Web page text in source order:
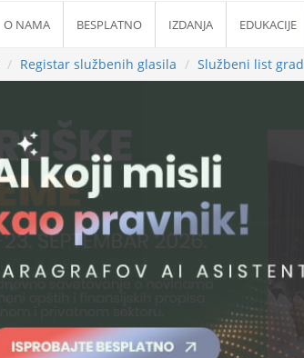
O NAMA BESPLATNO IZDANJA EDUKACIJE
Registar službenih glasila Službeni list